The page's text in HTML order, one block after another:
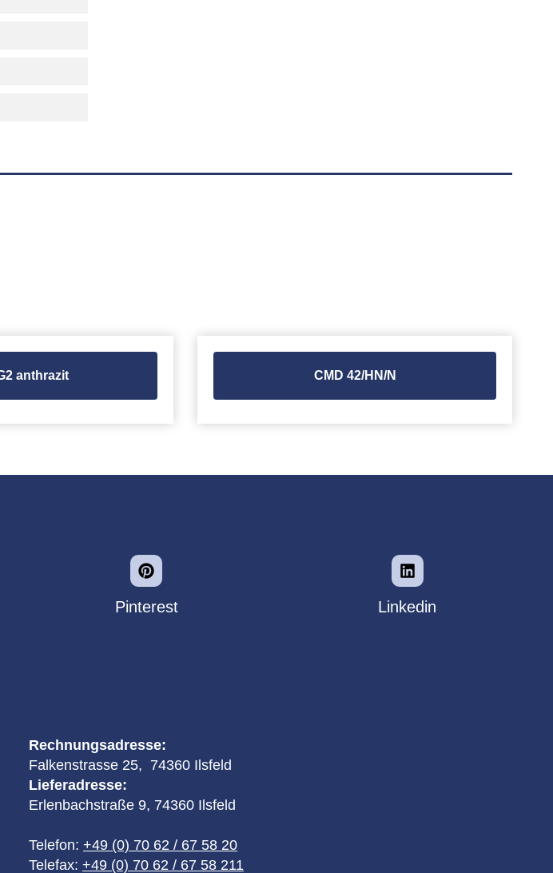
anthrazit CMD 42/HN/N
Pinterest Linkedin
Rechnungsadresse:
Falkenstrasse 25, 74360 Ilsfeld
Lieferadresse:
Erlenbachstraße 9, 74360 Ilsfeld
Telefon: +49 (0) 70 62 / 67 58 20
Telefax: +49 (0) 70 62 / 67 58 211